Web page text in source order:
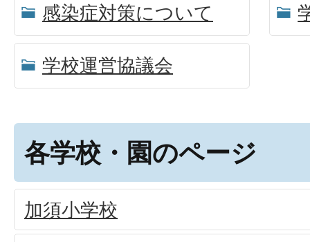
感染症対策について
学校運営協議会
各学校・園のページ
加須小学校